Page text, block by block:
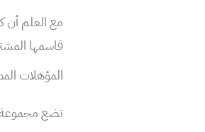
مع العلم أن
قاسمها
المؤهلات
تضع مجموعة